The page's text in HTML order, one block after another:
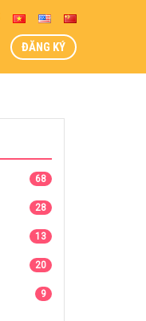
ĐĂNG KÝ
68
28
13
20
9